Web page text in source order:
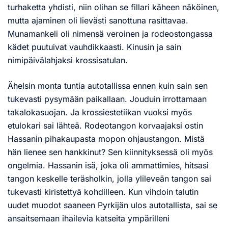
turhaketta yhdisti, niin olihan se fillari käheen näköinen,
mutta ajaminen oli lievästi sanottuna rasittavaa.
Munamankeli oli nimensä veroinen ja rodeostongassa
kädet puutuivat vauhdikkaasti. Kinusin ja sain
nimipäivälahjaksi krossisatulan.
Ähelsin monta tuntia autotallissa ennen kuin sain sen
tukevasti pysymään paikallaan. Jouduin irrottamaan
takalokasuojan. Ja krossiestetiikan vuoksi myös
etulokari sai lähteä. Rodeotangon korvaajaksi ostin
Hassanin pihakaupasta mopon ohjaustangon. Mistä
hän lienee sen hankkinut? Sen kiinnityksessä oli myös
ongelmia. Hassanin isä, joka oli ammattimies, hitsasi
tangon keskelle teräsholkin, jolla ylileveän tangon sai
tukevasti kiristettyä kohdilleen. Kun vihdoin talutin
uudet muodot saaneen Pyrkijän ulos autotallista, sai se
ansaitsemaan ihailevia katseita ympärilleni